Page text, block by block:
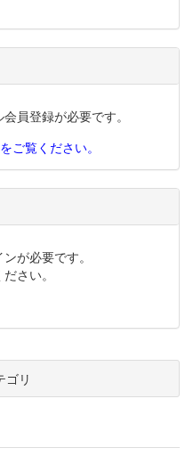
員登録が必要です。
ご覧ください。
が必要です。
さい。
ゴリ